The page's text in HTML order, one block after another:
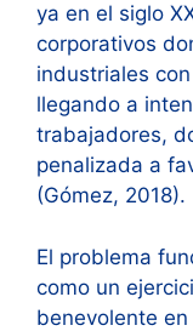
ya en el siglo
corporativos
industriales
llegando a
trabajadores,
penalizada a
(Gómez, 2018).
El problema
como un
benevolente